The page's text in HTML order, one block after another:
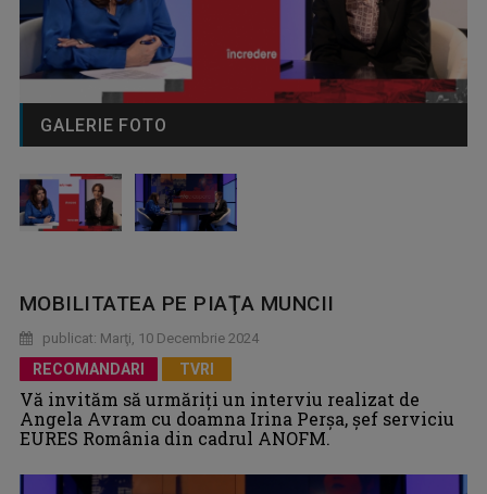
GALERIE FOTO
MOBILITATEA PE PIAŢA MUNCII
publicat: Marţi, 10 Decembrie 2024
RECOMANDARI TVRI
Vă invităm să urmăriți un interviu realizat de
Angela Avram cu doamna Irina Perşa, șef serviciu
EURES România din cadrul ANOFM.